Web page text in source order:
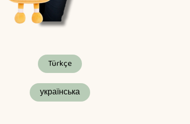
Türkçe
українська